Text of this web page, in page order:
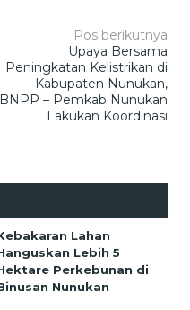
Pos berikutnya
Upaya Bersama
Peningkatan Kelistrikan di
Kabupaten Nunukan,
BNPP – Pemkab Nunukan
Lakukan Koordinasi
Lahan
Lebih 5
Perkebunan di
Nunukan